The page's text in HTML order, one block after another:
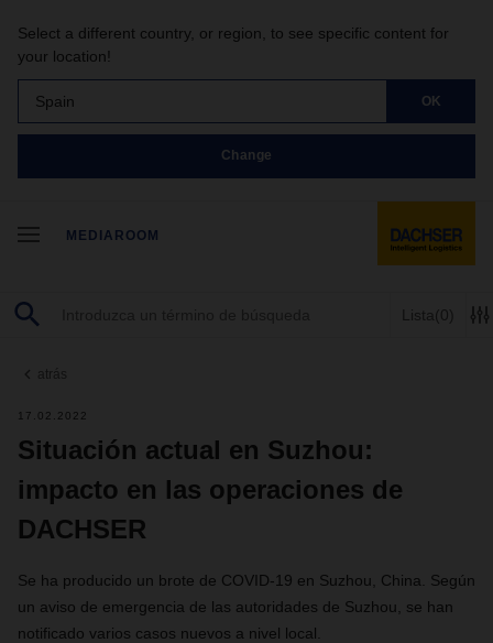
Select a different country, or region, to see specific content for
your location!
Spain OK
Change
MEDIAROOM
Lista (0)
atrás
17.02.2022
Situación actual en Suzhou:
impacto en las operaciones de
DACHSER
Se ha producido un brote de COVID-19 en Suzhou, China. Según
un aviso de emergencia de las autoridades de Suzhou, se han
notificado varios casos nuevos a nivel local.